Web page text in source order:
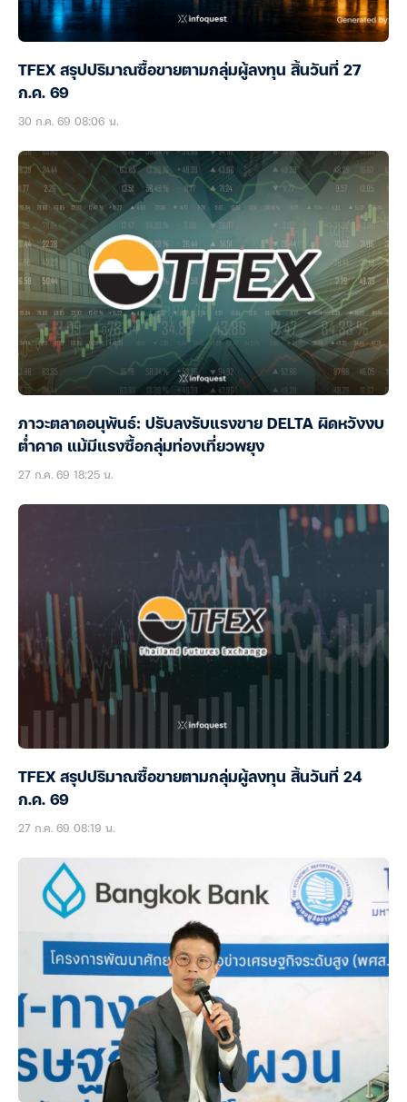
TFEX สรุปปริมาณซื้อขายตามกลุ่มผู้ลงทุน สิ้นวันที่ 27
ก.ค. 69
30 ก.ค. 69 08:06 น.
ภาวะตลาดอนุพันธ์: ปรับลงรับแรงขาย DELTA ผิดหวังงบ
ต่ำคาด แม้มีแรงซื้อกลุ่มท่องเที่ยวพยุง
27 ก.ค. 69 18:25 น.
TFEX สรุปปริมาณซื้อขายตามกลุ่มผู้ลงทุน สิ้นวันที่ 24
ก.ค. 69
27 ก.ค. 69 08:19 น.